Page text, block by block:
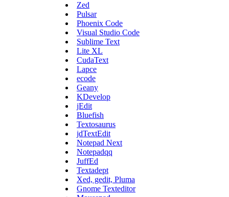
Zed
Pulsar
Phoenix Code
Visual Studio Code
Sublime Text
Lite XL
CudaText
Lapce
ecode
Geany
KDevelop
jEdit
Bluefish
Textosaurus
jdTextEdit
Notepad Next
Notepadqq
JuffEd
Textadept
Xed, gedit, Pluma
Gnome Texteditor